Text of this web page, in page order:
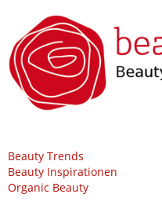
Beauty Trends
Beauty Inspirationen
Organic Beauty